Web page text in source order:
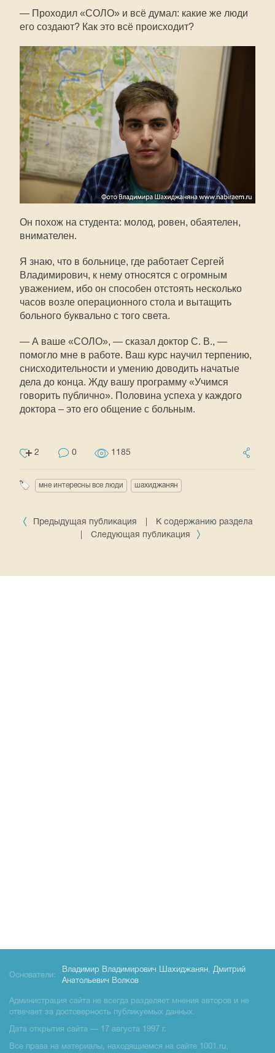
— Проходил «СОЛО» и всё думал: какие же люди
его создают? Как это всё происходит?
Он похож на студента: молод, ровен, обаятелен,
внимателен.
Я знаю, что в больнице, где работает Сергей
Владимирович, к нему относятся с огромным
уважением, ибо он способен отстоять несколько
часов возле операционного стола и вытащить
больного буквально с того света.
— А ваше «СОЛО», — сказал доктор С. В., —
помогло мне в работе. Ваш курс научил терпению,
снисходительности и умению доводить начатые
дела до конца. Жду вашу программу «Учимся
говорить публично». Половина успеха у каждого
доктора – это его общение с больным.
2 0 1185
мне интересны все люди шахиджанян
Предыдущая публикация
К содержанию раздела
Следующая публикация
Основатели:
Владимир Владимирович Шахиджанян, Дмитрий
Анатольевич Волков
Администрация сайта не всегда разделяет мнения авторов и не
отвечает за достоверность публикуемых данных.
Дата открытия сайта — 17 августа 1997 г.
Все права на материалы, находящиемся на сайте 1001.ru,